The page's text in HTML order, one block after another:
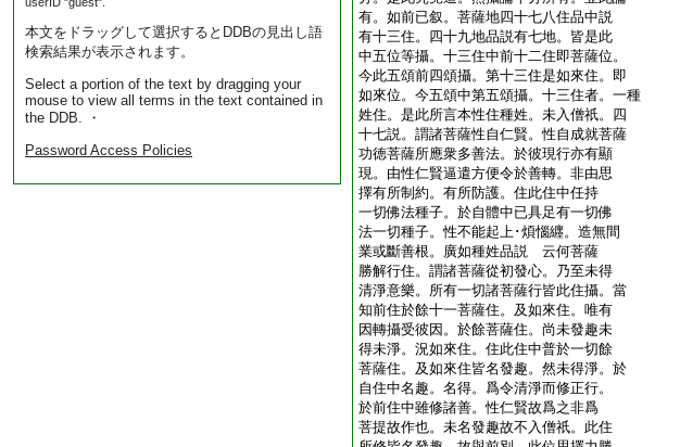
本文をドラッグして選択するとDDBの見出し語
検索結果が表示されます。
Select a portion of the text by dragging your
mouse to view all terms in the text contained in
the DDB. ・
Password Access Policies
有。如前已叙。菩薩地四十七八住品中説
有十三住。四十九地品説有七地。皆是此
中五位等攝。十三住中前十二住即菩薩位。
今此五頌前四頌攝。第十三住是如來住。即
如來位。今五頌中第五頌攝。十三住者。一種
姓住。是此所言本性住種姓。未入僧祇。四
十七説。謂諸菩薩性自仁賢。性自成就菩薩
功徳菩薩所應衆多善法。於彼現行亦有顯
現。由性仁賢逼遣方便令於善轉。非由思
擇有所制約。有所防護。住此住中任持
一切佛法種子。於自體中已具足有一切佛
法一切種子。性不能起上･煩惱纒。造無間
業或斷善根。廣如種姓品説 云何菩薩
勝解行住。謂諸菩薩從初發心。乃至未得
清淨意樂。所有一切諸菩薩行皆此住攝。當
知前住於餘十一菩薩住。及如來住。唯有
因轉攝受彼因。於餘菩薩住。尚未發趣未
得未淨。況如來住。住此住中普於一切餘
菩薩住。及如來住皆名發趣。然未得淨。於
自住中名趣。名得。爲令清淨而修正行。
於前住中雖修諸善。性仁賢故爲之非爲
菩提故作也。未名發趣故不入僧祇。此住